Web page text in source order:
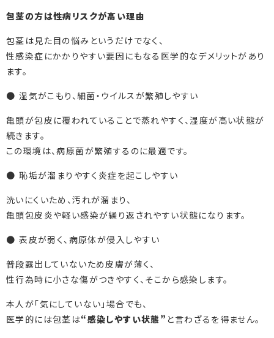
包茎の方は性病リスクが高い理由
包茎は見た目の悩みというだけでなく、
性感染症にかかりやすい要因にもなる医学的なデメリットがあり
ます。
● 湿気がこもり、細菌・ウイルスが繁殖しやすい
亀頭が包皮に覆われていることで蒸れやすく、湿度が高い状態が
続きます。
この環境は、病原菌が繁殖するのに最適です。
● 恥垢が溜まりやすく炎症を起こしやすい
洗いにくいため、汚れが溜まり、
亀頭包皮炎や軽い感染が繰り返されやすい状態になります。
● 表皮が弱く、病原体が侵入しやすい
普段露出していないため皮膚が薄く、
性行為時に小さな傷がつきやすく、そこから感染します。
本人が「気にしていない」場合でも、
医学的には包茎は“感染しやすい状態” と言わざるを得ません。